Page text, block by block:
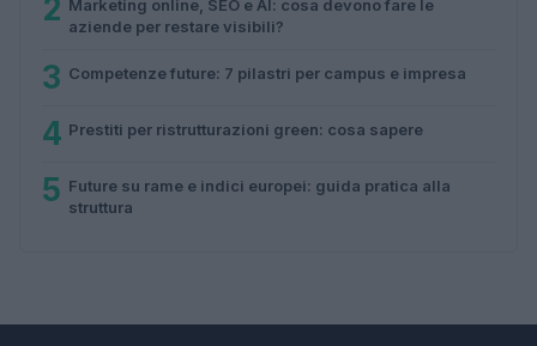
2
Marketing online, SEO e AI: cosa devono fare le
aziende per restare visibili?
3 Competenze future: 7 pilastri per campus e impresa
4 Prestiti per ristrutturazioni green: cosa sapere
5 Future su rame e indici europei: guida pratica alla
struttura